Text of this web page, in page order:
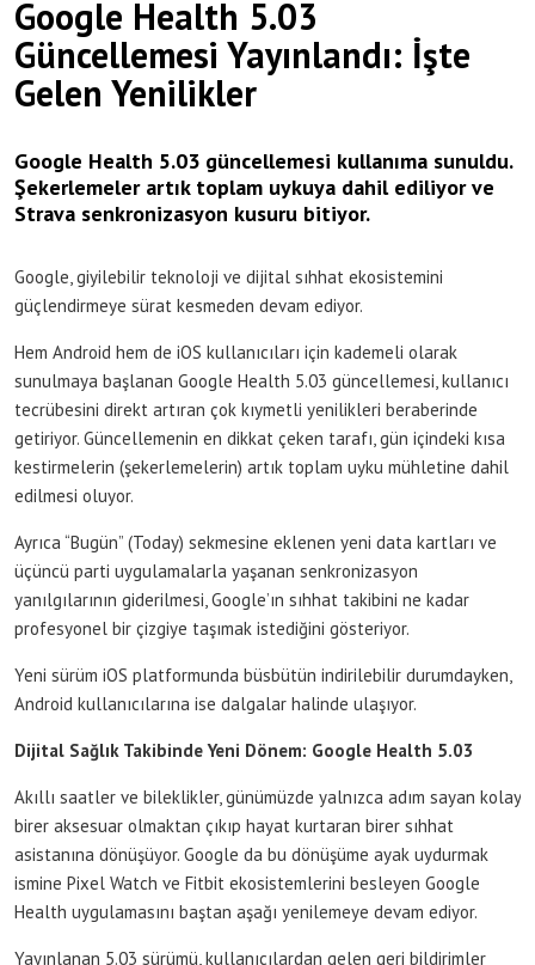
Google Health 5.03
Güncellemesi Yayınlandı: İşte
Gelen Yenilikler
Google Health 5.03 güncellemesi kullanıma sunuldu.
Şekerlemeler artık toplam uykuya dahil ediliyor ve
Strava senkronizasyon kusuru bitiyor.
Google, giyilebilir teknoloji ve dijital sıhhat ekosistemini
güçlendirmeye sürat kesmeden devam ediyor.
Hem Android hem de iOS kullanıcıları için kademeli olarak
sunulmaya başlanan Google Health 5.03 güncellemesi, kullanıcı
tecrübesini direkt artıran çok kıymetli yenilikleri beraberinde
getiriyor. Güncellemenin en dikkat çeken tarafı, gün içindeki kısa
kestirmelerin (şekerlemelerin) artık toplam uyku mühletine dahil
edilmesi oluyor.
Ayrıca “Bugün” (Today) sekmesine eklenen yeni data kartları ve
üçüncü parti uygulamalarla yaşanan senkronizasyon
yanılgılarının giderilmesi, Google’ın sıhhat takibini ne kadar
profesyonel bir çizgiye taşımak istediğini gösteriyor.
Yeni sürüm iOS platformunda büsbütün indirilebilir durumdayken,
Android kullanıcılarına ise dalgalar halinde ulaşıyor.
Dijital Sağlık Takibinde Yeni Dönem: Google Health 5.03
Akıllı saatler ve bileklikler, günümüzde yalnızca adım sayan kolay
birer aksesuar olmaktan çıkıp hayat kurtaran birer sıhhat
asistanına dönüşüyor. Google da bu dönüşüme ayak uydurmak
ismine Pixel Watch ve Fitbit ekosistemlerini besleyen Google
Health uygulamasını baştan aşağı yenilemeye devam ediyor.
Yayınlanan 5.03 sürümü, kullanıcılardan gelen geri bildirimler